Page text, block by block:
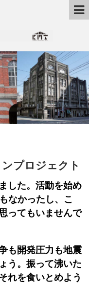
プロジェクト
した。活動を始め
なかったし、こ
ってもいませんで
も開発圧力も地震
う。振って沸いた
れを食いとめよう